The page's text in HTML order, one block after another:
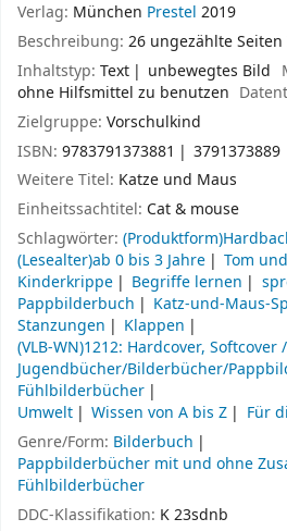
Verlag: München Prestel 2019
Beschreibung: 26 ungezählte
Inhaltstyp: Text unbewegtes Bild
ohne Hilfsmittel zu benutzen
Zielgruppe: Vorschulkind
ISBN: 9783791373881
3791373889
Weitere Titel: Katze und Maus
Einheitssachtitel: Cat & mouse
Schlagwörter:
(Lesealter)ab 0 bis 3 Jahre
Tom
Kinderkrippe
Begriffe lernen
Pappbilderbuch
Katz-und-Maus-
Stanzungen
Klappen
(VLB-WN)1212: Hardcover,
Jugendbücher/Bilderbücher/
Fühlbilderbücher
Umwelt
Wissen von A bis Z
Für
Genre/Form: Bilderbuch
Pappbilderbücher mit und ohne
Fühlbilderbücher
DDC-Klassifikation: K 23sdnb